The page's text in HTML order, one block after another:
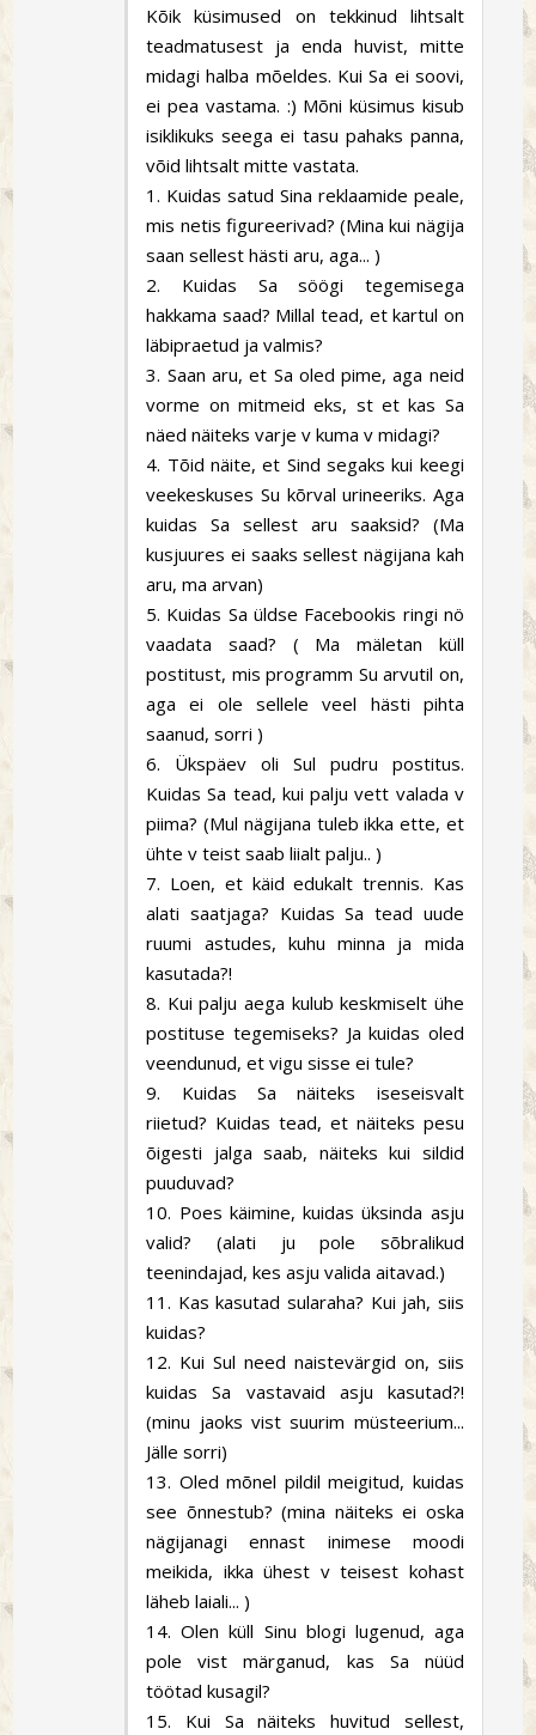
Kõik küsimused on tekkinud lihtsalt
teadmatusest ja enda huvist, mitte
midagi halba mõeldes. Kui Sa ei soovi,
ei pea vastama. :) Mõni küsimus kisub
isiklikuks seega ei tasu pahaks panna,
võid lihtsalt mitte vastata.
1. Kuidas satud Sina reklaamide peale,
mis netis figureerivad? (Mina kui nägija
saan sellest hästi aru, aga... )
2. Kuidas Sa söögi tegemisega
hakkama saad? Millal tead, et kartul on
läbipraetud ja valmis?
3. Saan aru, et Sa oled pime, aga neid
vorme on mitmeid eks, st et kas Sa
näed näiteks varje v kuma v midagi?
4. Tõid näite, et Sind segaks kui keegi
veekeskuses Su kõrval urineeriks. Aga
kuidas Sa sellest aru saaksid? (Ma
kusjuures ei saaks sellest nägijana kah
aru, ma arvan)
5. Kuidas Sa üldse Facebookis ringi nö
vaadata saad? ( Ma mäletan küll
postitust, mis programm Su arvutil on,
aga ei ole sellele veel hästi pihta
saanud, sorri )
6. Ükspäev oli Sul pudru postitus.
Kuidas Sa tead, kui palju vett valada v
piima? (Mul nägijana tuleb ikka ette, et
ühte v teist saab liialt palju.. )
7. Loen, et käid edukalt trennis. Kas
alati saatjaga? Kuidas Sa tead uude
ruumi astudes, kuhu minna ja mida
kasutada?!
8. Kui palju aega kulub keskmiselt ühe
postituse tegemiseks? Ja kuidas oled
veendunud, et vigu sisse ei tule?
9. Kuidas Sa näiteks iseseisvalt
riietud? Kuidas tead, et näiteks pesu
õigesti jalga saab, näiteks kui sildid
puuduvad?
10. Poes käimine, kuidas üksinda asju
valid? (alati ju pole sõbralikud
teenindajad, kes asju valida aitavad.)
11. Kas kasutad sularaha? Kui jah, siis
kuidas?
12. Kui Sul need naistevärgid on, siis
kuidas Sa vastavaid asju kasutad?!
(minu jaoks vist suurim müsteerium...
Jälle sorri)
13. Oled mõnel pildil meigitud, kuidas
see õnnestub? (mina näiteks ei oska
nägijanagi ennast inimese moodi
meikida, ikka ühest v teisest kohast
läheb laiali... )
14. Olen küll Sinu blogi lugenud, aga
pole vist märganud, kas Sa nüüd
töötad kusagil?
15. Kui Sa näiteks huvitud sellest,